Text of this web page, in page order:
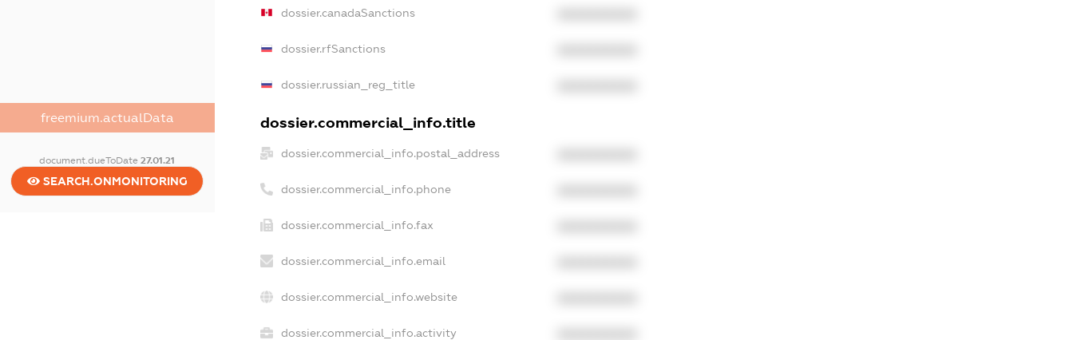
freemium.actualData
document.dueToDate27.01.21
SEARCH.ONMONITORING
dossier.canadaSanctions
dossier.rfSanctions
dossier.russian_reg_title
dossier.commercial_info.title
dossier.commercial_info.postal_address
dossier.commercial_info.phone
dossier.commercial_info.fax
dossier.commercial_info.email
dossier.commercial_info.website
dossier.commercial_info.activity